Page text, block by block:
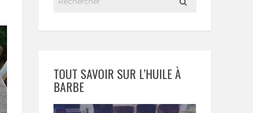
TOUT SAVOIR SUR L’HUILE À
BARBE